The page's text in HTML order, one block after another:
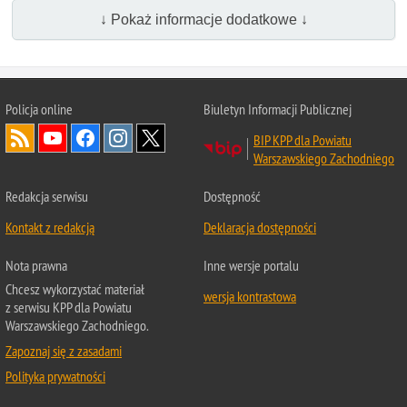
↓ Pokaż informacje dodatkowe ↓
Policja online
Biuletyn Informacji Publicznej
BIP KPP dla Powiatu
Warszawskiego Zachodniego
Redakcja serwisu
Kontakt z redakcją
Dostępność
Deklaracja dostępności
Nota prawna
Chcesz wykorzystać materiał
z serwisu KPP dla Powiatu
Warszawskiego Zachodniego.
Zapoznaj się z zasadami
Polityka prywatności
Inne wersje portalu
wersja kontrastowa